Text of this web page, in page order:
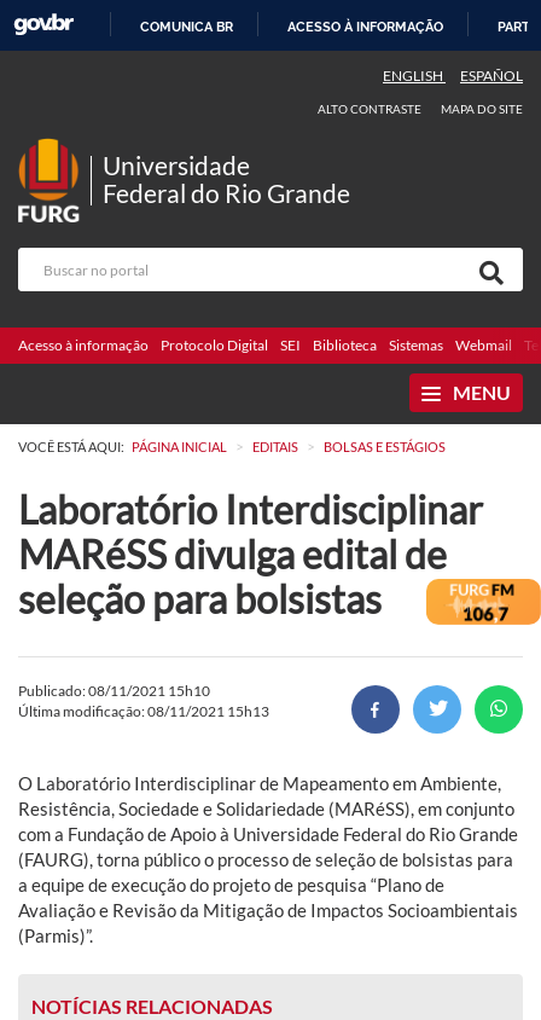
COMUNICA BR ACESSO À INFORMAÇÃO
ENGLISH ESPAÑOL
ALTO CONTRASTE MAPA DO SITE
Universidade
Federal do Rio Grande
Acesso à informação Protocolo Digital SEI Biblioteca Sistemas Webmail
MENU
VOCÊ ESTÁ AQUI: PÁGINA INICIAL > EDITAIS > BOLSAS E ESTÁGIOS
Laboratório Interdisciplinar
MARéSS divulga edital de
seleção para bolsistas
Publicado: 08/11/2021 15h10
Última modificação: 08/11/2021 15h13
O Laboratório Interdisciplinar de Mapeamento em Ambiente,
Resistência, Sociedade e Solidariedade (MARéSS), em conjunto
com a Fundação de Apoio à Universidade Federal do Rio Grande
(FAURG), torna público o processo de seleção de bolsistas para
a equipe de execução do projeto de pesquisa “Plano de
Avaliação e Revisão da Mitigação de Impactos Socioambientais
(Parmis)”.
NOTÍCIAS RELACIONADAS